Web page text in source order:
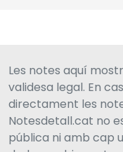
Les notes aquí
validesa legal. En
directament les
Notesdetall.cat no
pública ni amb cap